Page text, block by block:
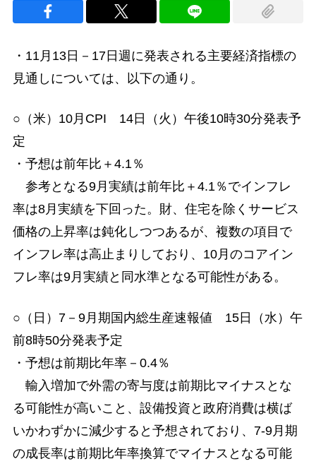
・11月13日－17日週に発表される主要経済指標の
見通しについては、以下の通り。
○（米）10月CPI 14日（火）午後10時30分発表予
定
・予想は前年比＋4.1％
参考となる9月実績は前年比＋4.1％でインフレ
率は8月実績を下回った。財、住宅を除くサービス
価格の上昇率は鈍化しつつあるが、複数の項目で
インフレ率は高止まりしており、10月のコアイン
フレ率は9月実績と同水準となる可能性がある。
○（日）7－9月期国内総生産速報値 15日（水）午
前8時50分発表予定
・予想は前期比年率－0.4％
輸入増加で外需の寄与度は前期比マイナスとな
る可能性が高いこと、設備投資と政府消費は横ば
いかわずかに減少すると予想されており、7-9月期
の成長率は前期比年率換算でマイナスとなる可能